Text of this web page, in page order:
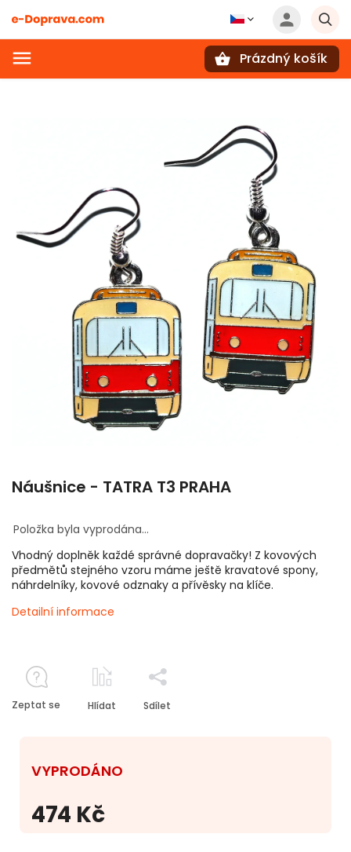
Prázdný košík
Náušnice - TATRA T3 PRAHA
474 Kč
VYPRODÁNO
Položka byla vyprodána…
Vhodný doplněk každé správné dopravačky! Z kovových
předmětů stejného vzoru máme ještě kravatové spony,
náhrdelníky, kovové odznaky a přívěsky na klíče.
Detailní informace
Zeptat se Hlídat Sdílet